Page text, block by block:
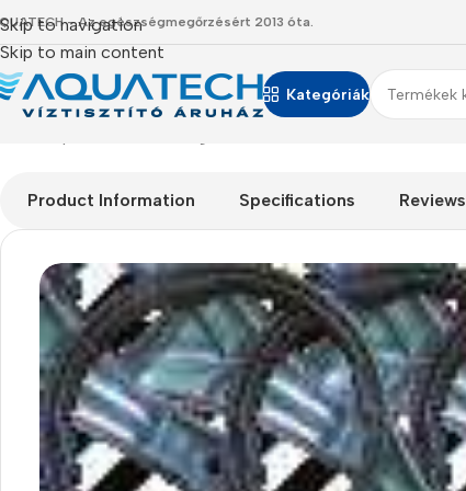
Skip to navigation
Skip to main content
- Az egészségmegőrzésért 2013 óta.
Kategóriák
Product Information Specifications Reviews